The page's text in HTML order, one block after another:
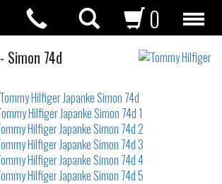
0
Japanke
- Simon 74d